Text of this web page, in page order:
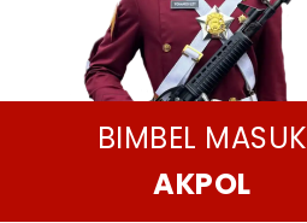
BIMBEL MASUK
AKPOL